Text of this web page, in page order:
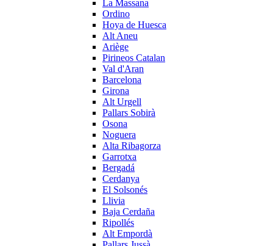
La Massana
Ordino
Hoya de Huesca
Alt Aneu
Ariège
Pirineos Catalan
Val d'Aran
Barcelona
Girona
Alt Urgell
Pallars Sobirà
Osona
Noguera
Alta Ribagorza
Garrotxa
Bergadá
Cerdanya
El Solsonés
Llivia
Baja Cerdaña
Ripollés
Alt Empordà